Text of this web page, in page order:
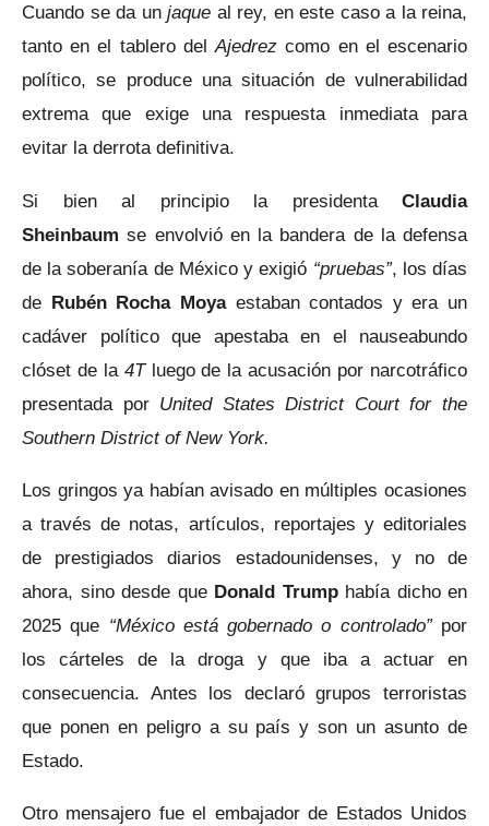
Cuando se da un jaque al rey, en este caso a la reina,
tanto en el tablero del Ajedrez como en el escenario
político, se produce una situación de vulnerabilidad
extrema que exige una respuesta inmediata para
evitar la derrota definitiva.
Si bien al principio la presidenta
Claudia
Sheinbaum se envolvió en la bandera de la defensa
de la soberanía de México y exigió “pruebas”, los días
de Rubén Rocha Moya estaban contados y era un
cadáver político que apestaba en el nauseabundo
clóset de la 4T luego de la acusación por narcotráfico
presentada por United States District Court for the
Southern District of New York.
Los gringos ya habían avisado en múltiples ocasiones
a través de notas, artículos, reportajes y editoriales
de prestigiados diarios estadounidenses, y no de
ahora, sino desde que Donald Trump había dicho en
2025 que “México está gobernado o controlado” por
los cárteles de la droga y que iba a actuar en
consecuencia. Antes los declaró grupos terroristas
que ponen en peligro a su país y son un asunto de
Estado.
Otro mensajero fue el embajador de Estados Unidos